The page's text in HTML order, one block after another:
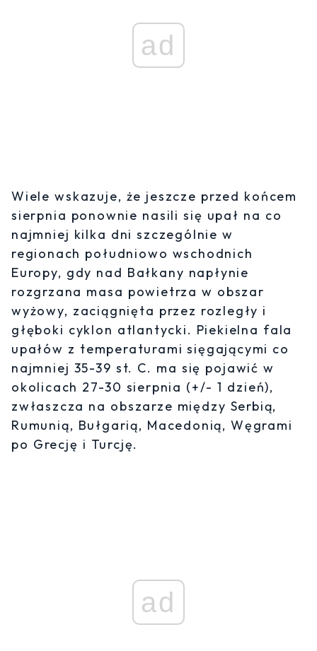
ad
Wiele wskazuje, że jeszcze przed końcem
sierpnia ponownie nasili się upał na co
najmniej kilka dni szczególnie w
regionach południowo wschodnich
Europy, gdy nad Bałkany napłynie
rozgrzana masa powietrza w obszar
wyżowy, zaciągnięta przez rozległy i
głęboki cyklon atlantycki. Piekielna fala
upałów z temperaturami sięgającymi co
najmniej 35-39 st. C. ma się pojawić w
okolicach 27-30 sierpnia (+/- 1 dzień),
zwłaszcza na obszarze między Serbią,
Rumunią, Bułgarią, Macedonią, Węgrami
po Grecję i Turcję.
ad